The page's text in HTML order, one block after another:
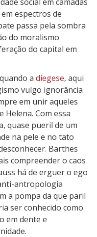
espectros de
passa pela sombra
do moralismo
do capital em
a diegese, aqui
vulgo ignorância
em unir aqueles
Helena. Com essa
quase pueril de um
na pele e no tato
Barthes
compreender o caos
há de erguer o ego
antropologia
a pompa da que paril
ser conhecido como
em dente e